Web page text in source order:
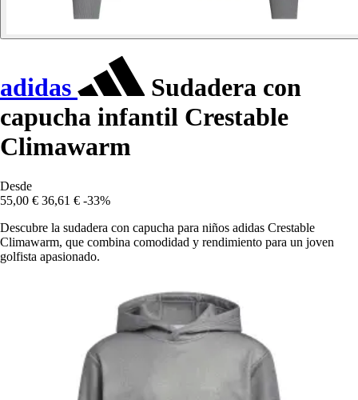
adidas
Sudadera con
capucha infantil Crestable
Climawarm
Desde
55,00 € 36,61 € -33%
Descubre la sudadera con capucha para niños adidas Crestable
Climawarm, que combina comodidad y rendimiento para un joven
golfista apasionado.